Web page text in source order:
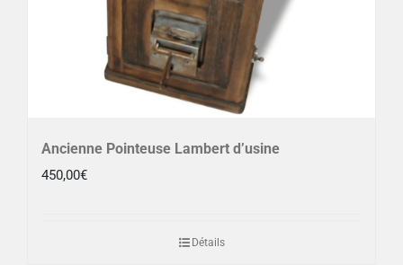
Ancienne Pointeuse Lambert d’usine
450,00€
Détails